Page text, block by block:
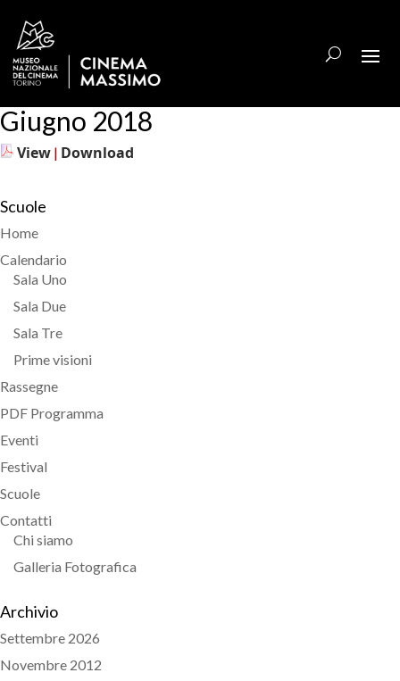
Giugno 2018
View | Download
Scuole
Home
Calendario
Sala Uno
Sala Due
Sala Tre
Prime visioni
Rassegne
PDF Programma
Eventi
Festival
Scuole
Contatti
Chi siamo
Galleria Fotografica
Archivio
Settembre 2026
Novembre 2012